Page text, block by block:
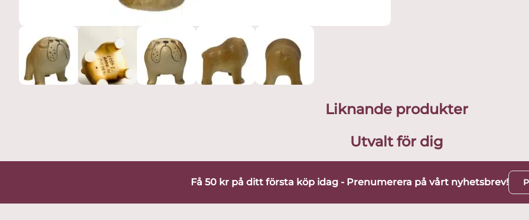
Liknande produkter
Utvalt för dig
Få 50 kr på ditt första köp idag - Prenumerera på vårt nyhetsbrev!